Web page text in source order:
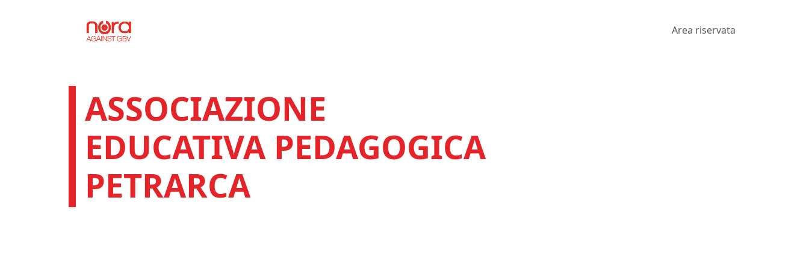
Progetto Nora
Area riservata
ASSOCIAZIONE
EDUCATIVA PEDAGOGICA
PETRARCA